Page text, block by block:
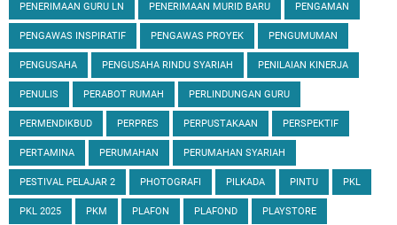
PENERIMAAN GURU LN PENERIMAAN MURID BARU PENGAMAN
PENGAWAS INSPIRATIF PENGAWAS PROYEK PENGUMUMAN
PENGUSAHA PENGUSAHA RINDU SYARIAH PENILAIAN KINERJA
PENULIS PERABOT RUMAH PERLINDUNGAN GURU
PERMENDIKBUD PERPRES PERPUSTAKAAN PERSPEKTIF
PERTAMINA PERUMAHAN PERUMAHAN SYARIAH
PESTIVAL PELAJAR 2 PHOTOGRAFI PILKADA PINTU PKL
PKL 2025 PKM PLAFON PLAFOND PLAYSTORE